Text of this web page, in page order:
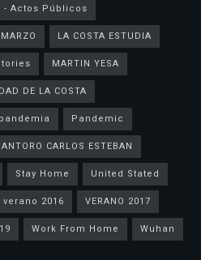
- Actos Públicos
LA COSTA ESTUDIA
MARTIN YESA
DE LA COSTA
pandemia
Pandemic
CARLOS ESTEBAN
Stay Home
United Stated
verano 2016
VERANO 2017
Work From Home Wuhan